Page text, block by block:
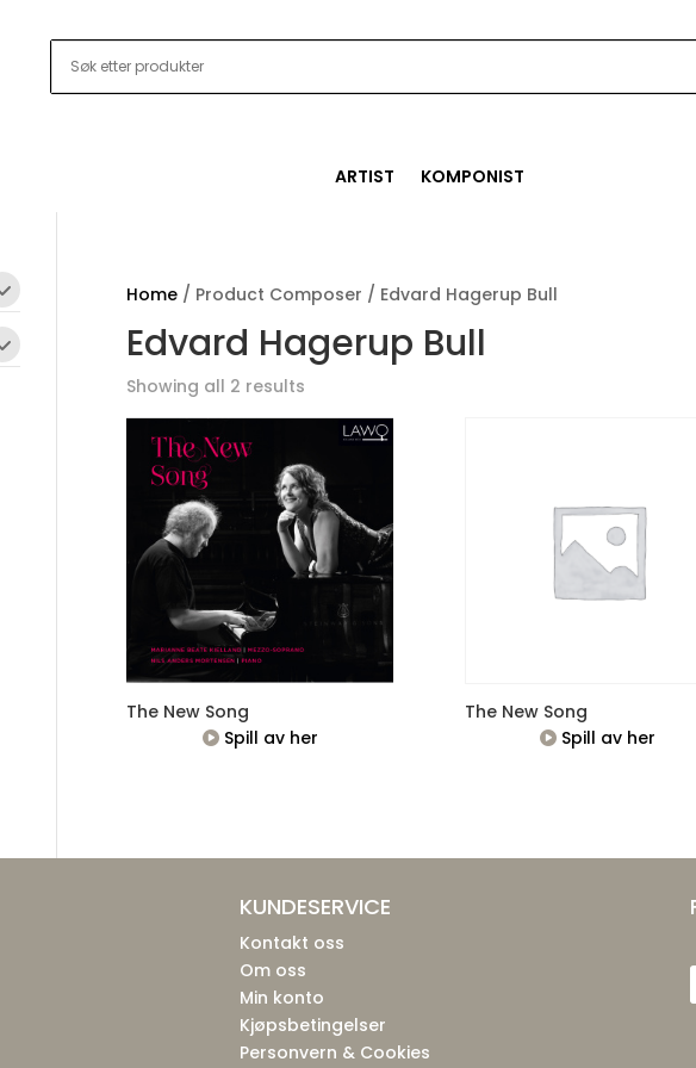
ARTIST KOMPONIST
Home/ Product Composer / Edvard Hagerup Bull
Edvard Hagerup Bull
Showing all 2 results
The New Song
Spill av her
The New Song
Spill av her
KUNDESERVICE
Kontakt oss
Om oss
Min konto
Kjøpsbetingelser
Personvern & Cookies